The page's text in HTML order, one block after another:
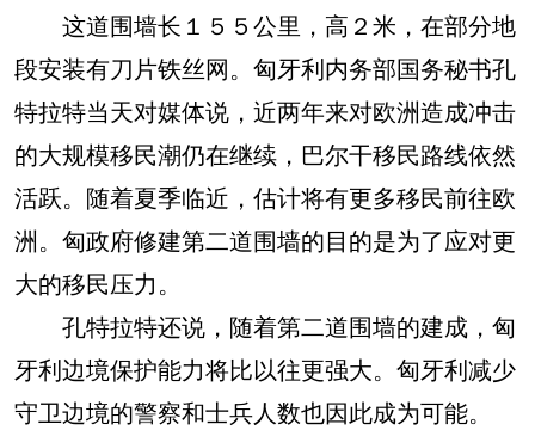
这道围墙长１５５公里，高２米，在部分地
段安装有刀片铁丝网。匈牙利内务部国务秘书孔
特拉特当天对媒体说，近两年来对欧洲造成冲击
的大规模移民潮仍在继续，巴尔干移民路线依然
活跃。随着夏季临近，估计将有更多移民前往欧
洲。匈政府修建第二道围墙的目的是为了应对更
大的移民压力。
孔特拉特还说，随着第二道围墙的建成，匈
牙利边境保护能力将比以往更强大。匈牙利减少
守卫边境的警察和士兵人数也因此成为可能。